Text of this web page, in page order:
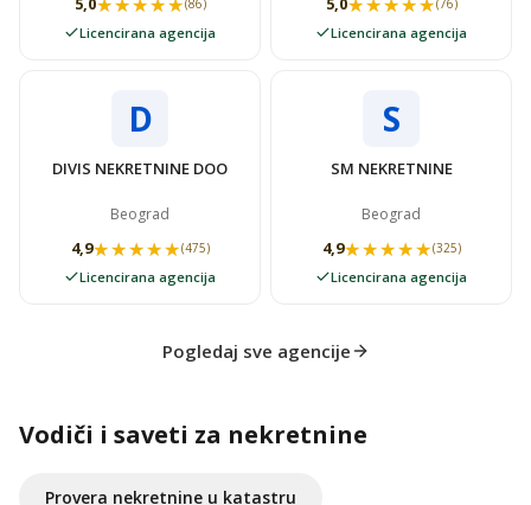
(86)
Licencirana agencija
(76)
Licencirana agencija
D
DIVIS NEKRETNINE DOO
Beograd
4,9★★★★★
★★★★★(475)
Licencirana agencija
S
SM NEKRETNINE
Beograd
4,9★★★★★
★★★★★(325)
Licencirana agencija
Pogledaj sve agencije
Vodiči i saveti za nekretnine
Provera nekretnine u katastru